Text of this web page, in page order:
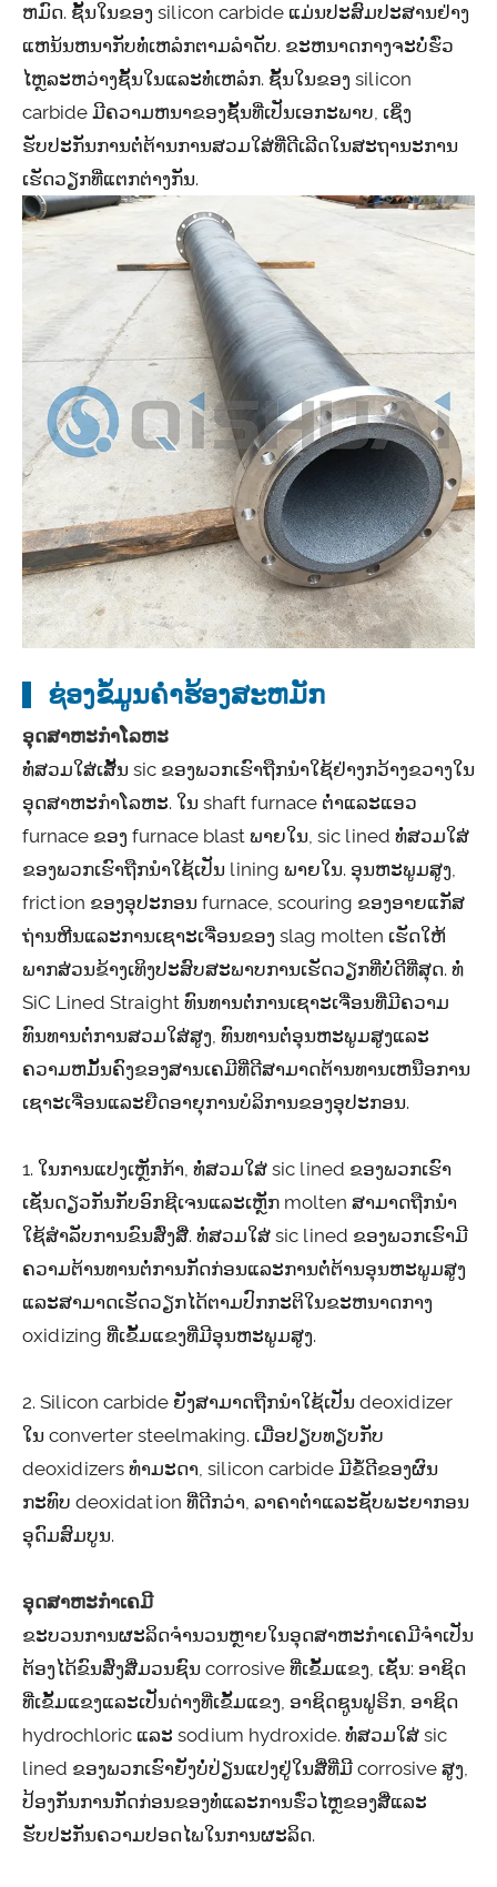
ຫມົດ. ຊັ້ນໃນຂອງ silicon carbide ແມ່ນປະສົມປະສານຢ່າງ
ແຫນ້ນຫນາກັບທໍ່ເຫລໍກຕາມລໍາດັບ. ຂະຫນາດກາງຈະບໍ່ຮົ່ວ
ໄຫຼລະຫວ່າງຊັ້ນໃນແລະທໍ່ເຫລໍກ. ຊັ້ນໃນຂອງ silicon
carbide ມີຄວາມຫນາຂອງຊັ້ນທີ່ເປັນເອກະພາບ, ເຊິ່ງ
ຮັບປະກັນການຕໍ່ຕ້ານການສວມໃສ່ທີ່ດີເລີດໃນສະຖານະການ
ເຮັດວຽກທີ່ແຕກຕ່າງກັນ.
ຊ່ອງຂໍ້ມູນຄໍາຮ້ອງສະຫມັກ
ອຸດສາຫະກໍາໂລຫະ
ທໍ່ສວມໃສ່ເສັ້ນ sic ຂອງພວກເຮົາຖືກນໍາໃຊ້ຢ່າງກວ້າງຂວາງໃນ
ອຸດສາຫະກໍາໂລຫະ. ໃນ shaft furnace ຕ່ໍາແລະແອວ
furnace ຂອງ furnace blast ພາຍໃນ, sic lined ທໍ່ສວມໃສ່
ຂອງພວກເຮົາຖືກນໍາໃຊ້ເປັນ lining ພາຍໃນ. ອຸນຫະພູມສູງ,
friction ຂອງອຸປະກອນ furnace, scouring ຂອງອາຍແກັສ
ຖ່ານຫີນແລະການເຊາະເຈື່ອນຂອງ slag molten ເຮັດໃຫ້
ພາກສ່ວນຂ້າງເທິງປະສົບສະພາບການເຮັດວຽກທີ່ບໍ່ດີທີ່ສຸດ. ທໍ່
SiC Lined Straight ທົນທານຕໍ່ການເຊາະເຈື່ອນທີ່ມີຄວາມ
ທົນທານຕໍ່ການສວມໃສ່ສູງ, ທົນທານຕໍ່ອຸນຫະພູມສູງແລະ
ຄວາມຫມັ້ນຄົງຂອງສານເຄມີທີ່ດີສາມາດຕ້ານທານເຫນືອການ
ເຊາະເຈື່ອນແລະຍືດອາຍຸການບໍລິການຂອງອຸປະກອນ.
1. ໃນການແປງເຫຼັກກ້າ, ທໍ່ສວມໃສ່ sic lined ຂອງພວກເຮົາ
ເຊັ່ນດຽວກັນກັບອົກຊີເຈນແລະເຫຼັກ molten ສາມາດຖືກນໍາ
ໃຊ້ສໍາລັບການຂົນສົ່ງສື່. ທໍ່ສວມໃສ່ sic lined ຂອງພວກເຮົາມີ
ຄວາມຕ້ານທານຕໍ່ການກັດກ່ອນແລະການຕໍ່ຕ້ານອຸນຫະພູມສູງ
ແລະສາມາດເຮັດວຽກໄດ້ຕາມປົກກະຕິໃນຂະຫນາດກາງ
oxidizing ທີ່ເຂັ້ມແຂງທີ່ມີອຸນຫະພູມສູງ.
2. Silicon carbide ຍັງສາມາດຖືກນໍາໃຊ້ເປັນ deoxidizer
ໃນ converter steelmaking. ເມື່ອປຽບທຽບກັບ
deoxidizers ທໍາມະດາ, silicon carbide ມີຂໍ້ດີຂອງຜົນ
ກະທົບ deoxidation ທີ່ດີກວ່າ, ລາຄາຕ່ໍາແລະຊັບພະຍາກອນ
ອຸດົມສົມບູນ.
ອຸດສາຫະກໍາເຄມີ
ຂະບວນການຜະລິດຈໍານວນຫຼາຍໃນອຸດສາຫະກໍາເຄມີຈໍາເປັນ
ຕ້ອງໄດ້ຂົນສົ່ງສື່ມວນຊົນ corrosive ທີ່ເຂັ້ມແຂງ, ເຊັ່ນ: ອາຊິດ
ທີ່ເຂັ້ມແຂງແລະເປັນດ່າງທີ່ເຂັ້ມແຂງ, ອາຊິດຊູນຟູຣິກ, ອາຊິດ
hydrochloric ແລະ sodium hydroxide. ທໍ່ສວມໃສ່ sic
lined ຂອງພວກເຮົາຍັງບໍ່ປ່ຽນແປງຢູ່ໃນສື່ທີ່ມີ corrosive ສູງ,
ປ້ອງກັນການກັດກ່ອນຂອງທໍ່ແລະການຮົ່ວໄຫຼຂອງສື່ແລະ
ຮັບປະກັນຄວາມປອດໄພໃນການຜະລິດ.